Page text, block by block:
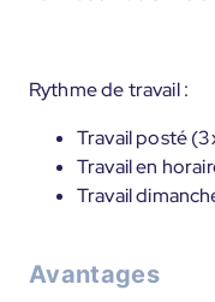
Rythme de travail :
Travail posté
Travail en
Travail
Avantages